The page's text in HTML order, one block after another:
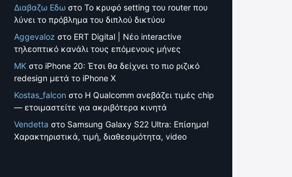
Διαβαζω ΕδωστοΤο κρυφό setting του router που
λύνει το πρόβλημα του διπλού δικτύου
Aggevalozστο ERT Digital | Νέο interactive
τηλεοπτικό κανάλι τους επόμενους μήνες
MKστο iPhone 20: Έτσι θα δείχνει το πιο ριζικό
redesign μετά το iPhone X
Kostas_falconστο Η Qualcomm ανεβάζει τιμές chip
— ετοιμαστείτε για ακριβότερα κινητά
Vendettaστο Samsung Galaxy S22 Ultra: Επίσημα!
Χαρακτηριστικά, τιμή, διαθεσιμότητα, video